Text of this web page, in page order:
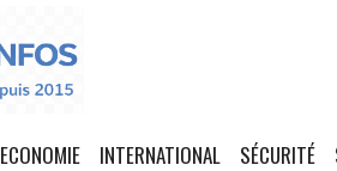
ECONOMIE INTERNATIONAL SÉCURITÉ